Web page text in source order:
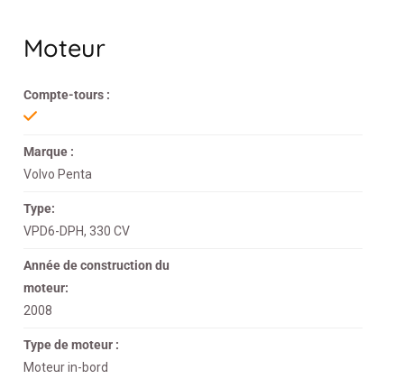
Moteur
Compte-tours :
Marque :
Volvo Penta
Type:
VPD6-DPH, 330 CV
Année de construction du
moteur:
2008
Type de moteur :
Moteur in-bord